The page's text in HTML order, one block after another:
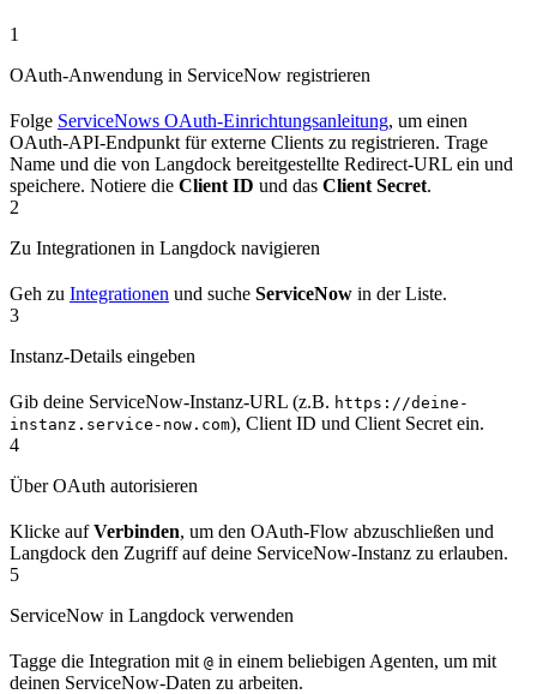
1
OAuth-Anwendung in ServiceNow registrieren
Folge ServiceNows OAuth-Einrichtungsanleitung, um einen
OAuth-API-Endpunkt für externe Clients zu registrieren. Trage
Name und die von Langdock bereitgestellte Redirect-URL ein und
speichere. Notiere die Client ID und das Client Secret.
2
Zu Integrationen in Langdock navigieren
Geh zu Integrationen und suche ServiceNow in der Liste.
3
Instanz-Details eingeben
Gib deine ServiceNow-Instanz-URL (z.B. https://deine-
instanz.service-now.com), Client ID und Client Secret ein.
4
Über OAuth autorisieren
Klicke aufVerbinden, um den OAuth-Flow abzuschließen und
Langdock den Zugriff auf deine ServiceNow-Instanz zu erlauben.
5
ServiceNow in Langdock verwenden
Tagge die Integration mit @ in einem beliebigen Agenten, um mit
deinen ServiceNow-Daten zu arbeiten.